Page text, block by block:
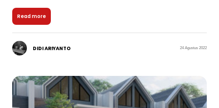
Read more
DIDI ARIYANTO 24 Agustus 2022